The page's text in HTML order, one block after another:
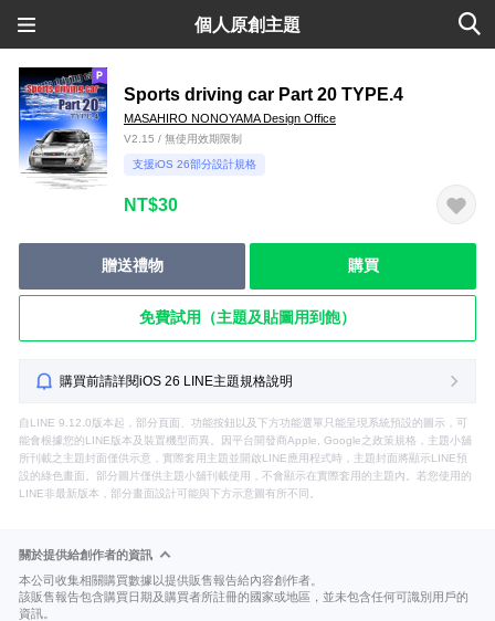
個人原創主題
Sports driving car Part 20 TYPE.4
MASAHIRO NONOYAMA Design Office
V2.15 / 無使用效期限制
支援iOS 26部分設計規格
NT$30
贈送禮物 購買
免費試用（主題及貼圖用到飽）
購買前請詳閱iOS 26 LINE主題規格說明
自LINE 9.12.0版本起，部分頁面、功能按鈕以及下方功能選單只能呈現系統預設的圖示，可
能會根據您的LINE版本及裝置機型而異。因平台開發商Apple, Google之政策規格，主題小舖
所刊載之主題封面僅供示意，實際套用主題並開啟LINE應用程式時，主題封面將顯示LINE預
設的綠色畫面。部分圖片僅供主題小舖刊載使用，不會顯示在實際套用的主題內。若您使用的
LINE非最新版本，部分畫面設計可能與下方示意圖有所不同。
關於提供給創作者的資訊
本公司收集相關購買數據以提供販售報告給內容創作者。
該販售報告包含購買日期及購買者所註冊的國家或地區，並未包含任何可識別用戶的
資訊。